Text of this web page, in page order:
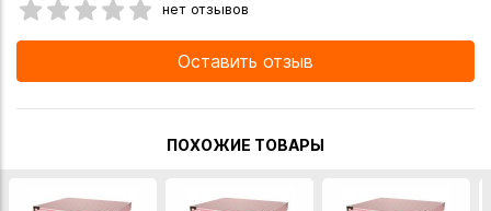
нет отзывов
Оставить отзыв
ПОХОЖИЕ ТОВАРЫ